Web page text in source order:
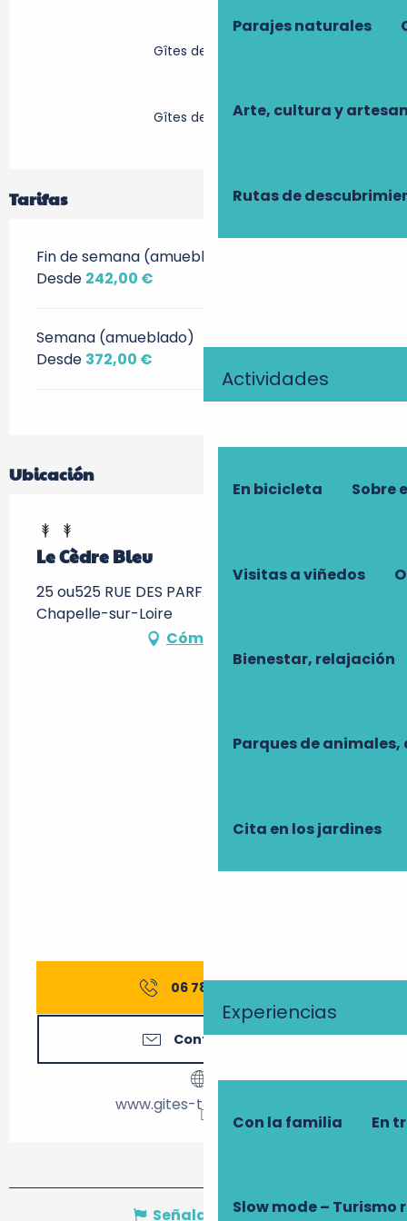
Parajes naturales
Arte, cultura y
Rutas de
Actividades
En bicicleta Sobre
Visitas a viñedos
Bienestar, relajación
Parques de
Cita en los jardines
Experiencias
Con la familia En
Slow mode – Turismo
Gîtes de France
Gîtes de France
Tarifas
Fin de semana (amueblado)
Desde 242,00 €
Semana (amueblado)
Desde 372,00 €
Ubicación
Le Cèdre Bleu
25 ou525 RUE DES PARFAITS, 37140 La
Chapelle-sur-Loire
Cómo llegar
06 78 23 62
Contáctenos
www.gites-touraine.com
Señalar un error